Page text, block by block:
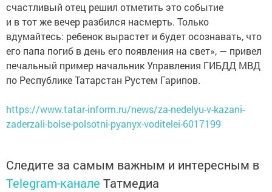
счастливый отец решил отметить это событие
и в тот же вечер разбился насмерть. Только
вдумайтесь: ребенок вырастет и будет осознавать, что
его папа погиб в день его появления на свет», — привел
печальный пример начальник Управления ГИБДД МВД
по Республике Татарстан Рустем Гарипов.
https://www.tatar-inform.ru/news/za-nedelyu-v-kazani-
zaderzali-bolse-polsotni-pyanyx-voditelei-6017199
Следите за самым важным и интересным в
Telegram-канале Татмедиа